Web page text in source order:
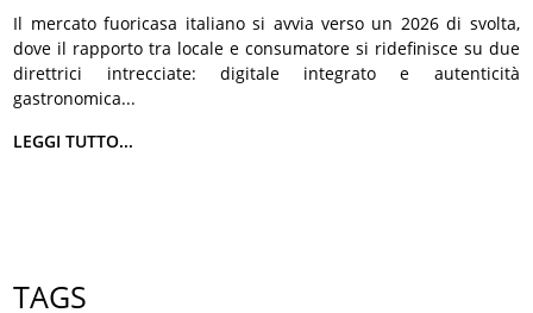
Il mercato fuoricasa italiano si avvia verso un 2026 di svolta,
dove il rapporto tra locale e consumatore si ridefinisce su due
direttrici intrecciate: digitale integrato e autenticità
gastronomica...
LEGGI TUTTO...
TAGS